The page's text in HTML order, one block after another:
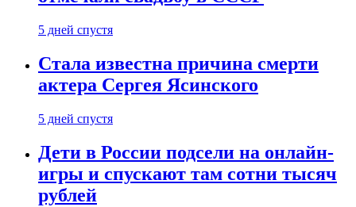
5 дней спустя
Стала известна причина смерти
актера Сергея Ясинского
5 дней спустя
Дети в России подсели на онлайн-
игры и спускают там сотни тысяч
рублей